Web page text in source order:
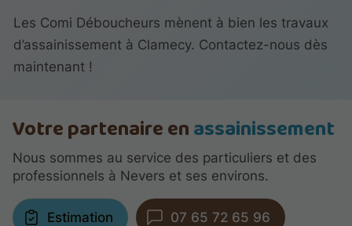
Les Comi Déboucheurs mènent à bien les travaux
d’assainissement à Clamecy. Contactez-nous dès
maintenant !
Votre partenaire enassainissement
Nous sommes au service des particuliers et des
professionnels à Nevers et ses environs.
Estimation 07 65 72 65 96